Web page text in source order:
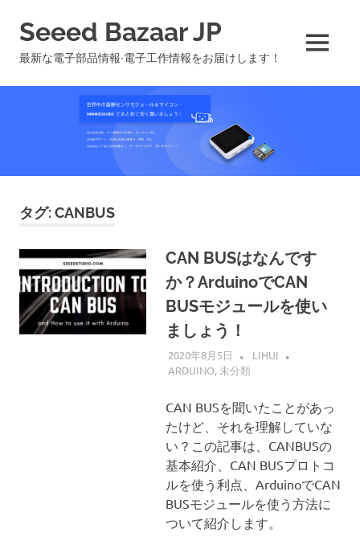
ツ
Seeed Bazaar JP
最新な電子部品情報∙電子工作情報をお届けします！ MENU
タグ:CANBUS
CAN BUSはなんです
か？ArduinoでCAN
BUSモジュールを使い
ましょう！
2020年8月5日
LIHUI
ARDUINO, 未分類
CAN BUSを聞いたことがあっ
たけど、それを理解していな
い？この記事は、CANBUSの
基本紹介、CAN BUSプロトコ
ルを使う利点、ArduinoでCAN
BUSモジュールを使う方法に
ついて紹介します。